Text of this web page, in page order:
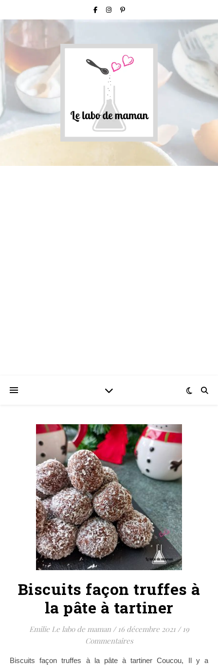
Biscuits façon truffes à
la pâte à tartiner
Emilie Le labo de maman / 16 décembre 2021 / 19
Commentaires
Biscuits façon truffes à la pâte à tartiner Coucou, Il y a